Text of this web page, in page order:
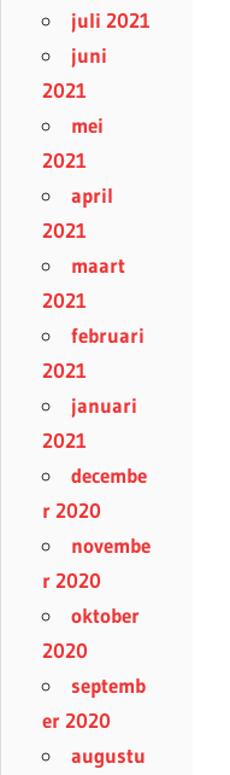
juli 2021
juni
2021
mei
2021
april
2021
maart
2021
februari
2021
januari
2021
decembe
r 2020
novembe
r 2020
oktober
2020
septemb
er 2020
augustu